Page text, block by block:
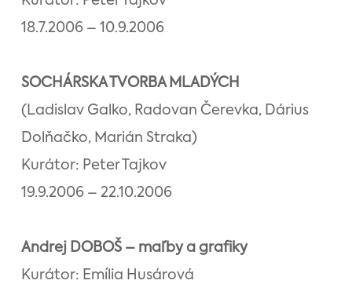
18.7.2006 – 10.9.2006
SOCHÁRSKA TVORBA MLADÝCH
(Ladislav Galko, Radovan Čerevka, Dárius
Dolňačko, Marián Straka)
Kurátor: Peter Tajkov
19.9.2006 – 22.10.2006
Andrej DOBOŠ – maľby a grafiky
Kurátor: Emília Husárová